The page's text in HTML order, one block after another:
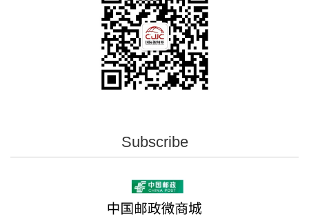
Subscribe